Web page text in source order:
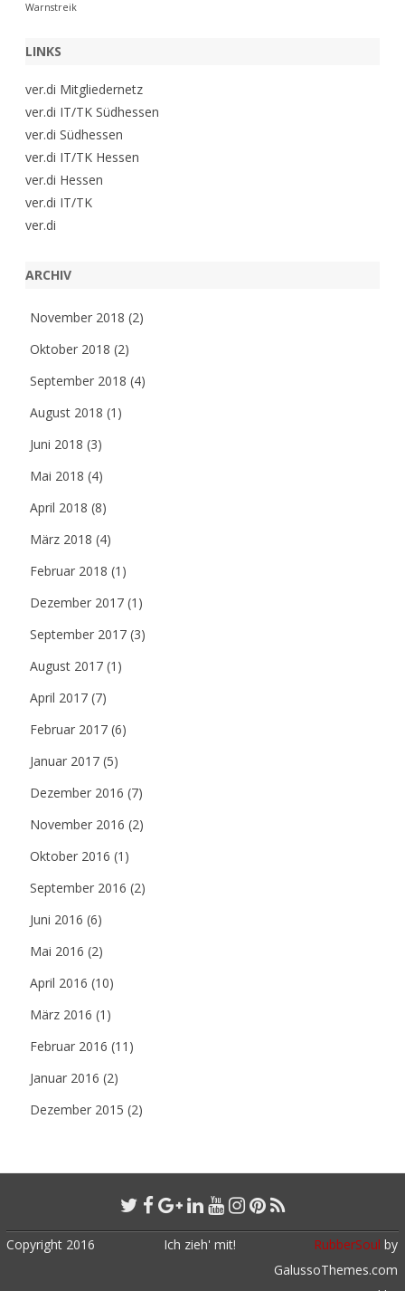
Warnstreik
LINKS
ver.di Mitgliedernetz
ver.di IT/TK Südhessen
ver.di Südhessen
ver.di IT/TK Hessen
ver.di Hessen
ver.di IT/TK
ver.di
ARCHIV
November 2018 (2)
Oktober 2018 (2)
September 2018 (4)
August 2018 (1)
Juni 2018 (3)
Mai 2018 (4)
April 2018 (8)
März 2018 (4)
Februar 2018 (1)
Dezember 2017 (1)
September 2017 (3)
August 2017 (1)
April 2017 (7)
Februar 2017 (6)
Januar 2017 (5)
Dezember 2016 (7)
November 2016 (2)
Oktober 2016 (1)
September 2016 (2)
Juni 2016 (6)
Mai 2016 (2)
April 2016 (10)
März 2016 (1)
Februar 2016 (11)
Januar 2016 (2)
Dezember 2015 (2)
Copyright 2016 Ich zieh' mit! RubberSoul by
GalussoThemes.com